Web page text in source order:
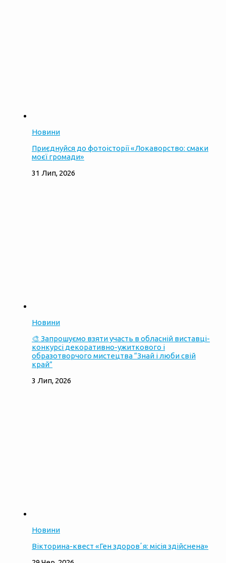
Новини
Приєднуйся до фотоісторії «Локаворство: смаки
моєї громади»
31 Лип, 2026
Новини
🎨 Запрошуємо взяти участь в обласній виставці-
конкурсі декоративно-ужиткового і
образотворчого мистецтва “Знай і люби свій
край”
3 Лип, 2026
Новини
Вікторина-квест «Ген здоровʼя: місія здійснена»